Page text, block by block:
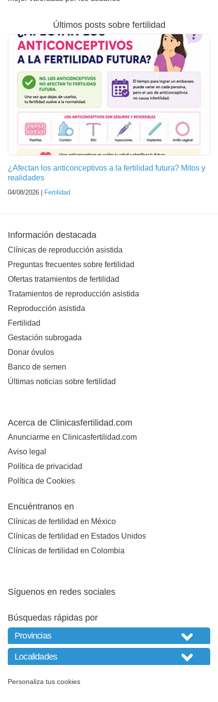
Últimos posts sobre fertilidad
¿Afectan los anticonceptivos a la fertilidad futura? Mitos y
realidades
04/08/2026 | Fertilidad
Información destacada
Clínicas de reproducción asistida
Preguntas frecuentes sobre fertilidad
Ofertas tratamientos de fertilidad
Tratamientos de reproducción asistida
Reproducción asistida
Fertilidad
Gestación subrogada
Donar óvulos
Banco de semen
Últimas noticias sobre fertilidad
Acerca de Clinicasfertilidad.com
Anunciarme en Clinicasfertilidad.com
Aviso legal
Política de privacidad
Política de Cookies
Encuéntranos en
Clínicas de fertilidad en México
Clínicas de fertilidad en Estados Unidos
Clínicas de fertilidad en Colombia
Síguenos en redes sociales
Búsquedas rápidas por
Personaliza tus cookies